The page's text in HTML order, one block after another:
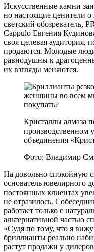
Искусственные камни
но настоящие ценители о
светский обозреватель,
Cappulo Евгения
своя целевая
продаются. Молодые
равнодушны к
их взгляды меняются.
Кристаллы алмаза
производственном
объединения
Фото: Владимир
На довольно спокойную
основатель ювелирного
постоянных клиентах
не отразилось.
работает только с
альтернативной частью
«Судя по тому, что я
бриллианты реально
растут продажи у